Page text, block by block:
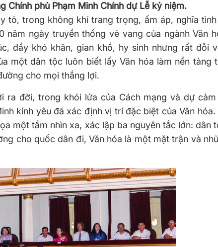
Chính phủ Phạm Minh Chính dự Lễ kỷ niệm.
tỏ, trong không khí trang trọng, ấm áp, nghĩa
ngày truyền thống vẻ vang của ngành Văn
đầy khó khăn, gian khổ, hy sinh nhưng rất đỗi
một dân tộc luôn biết lấy Văn hóa làm nền tảng
cho mọi thắng lợi.
ra đời, trong khói lửa của Cách mạng và dự
kính yêu đã xác định vị trí đặc biệt của Văn
một tầm nhìn xa, xác lập ba nguyên tắc lớn: dân
cho quốc dân đi, Văn hóa là một mặt trận và